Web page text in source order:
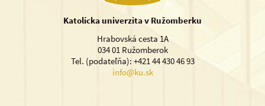
Katolícka univerzita v Ružomberku
Hrabovská cesta 1A
034 01 Ružomberok
Tel. (podateľňa): +421 44 430 46 93
info@ku.sk